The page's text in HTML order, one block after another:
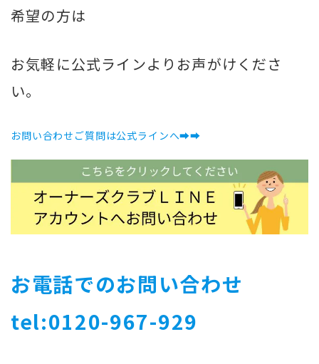
希望の方は
お気軽に公式ラインよりお声がけくださ
い。
お問い合わせご質問は公式ラインへ➡➡
お電話でのお問い合わせ
tel:0120-967-929